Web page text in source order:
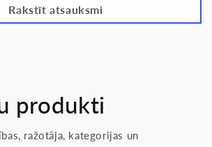
Rakstīt atsauksmi
produkti
ražotāja, kategorijas un